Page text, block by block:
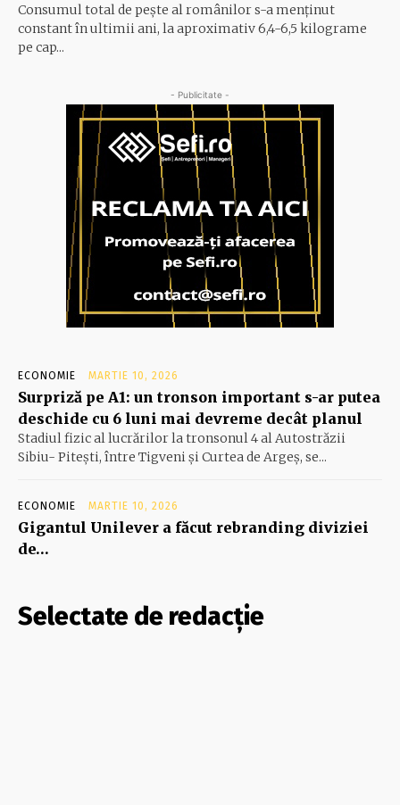
Consumul total de peşte al ro­mâ­nilor s-a menţinut
constant în ul­timii ani, la aproximativ 6,4-6,5 ki­lograme
pe cap...
- Publicitate -
ECONOMIE MARTIE 10, 2026
Surpriză pe A1: un tronson important s-ar putea
deschide cu 6 luni mai devreme decât planul
Stadiul fizic al lucrărilor la tronsonul 4 al Autostrăzii
Sibiu- Piteşti, între Tigveni şi Curtea de Argeş, se...
ECONOMIE MARTIE 10, 2026
Gigantul Unilever a făcut rebranding diviziei
de…
Selectate de redacție